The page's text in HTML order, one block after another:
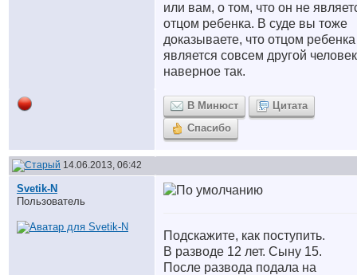
или вам, о том, что он не
отцом ребенка. В суде вы тоже
доказываете, что отцом ребенка
является совсем другой
наверное так.
В Минюст
Цитата
Спасибо
14.06.2013, 06:42
Svetik-N
Пользователь
Подскажите, как поступить.
В разводе 12 лет. Сыну 15.
После развода подала на